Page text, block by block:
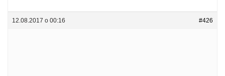
12.08.2017 о 00:16 #426